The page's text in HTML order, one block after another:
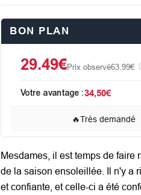
BON PLAN
29.49€Prix observé63.99€
Votre avantage :34,50€
🔥Très demandé
Mesdames, il est temps de faire
de la saison ensoleillée. Il n'y a
et confiante, et celle-ci a été